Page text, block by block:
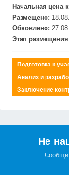
Начальная цена
Размещено:
Обновлено:
Этап размещения:
Подготовка к
Анализ и
Заключение
Не